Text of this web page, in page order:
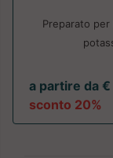
Preparato
a partire da €
sconto 20%